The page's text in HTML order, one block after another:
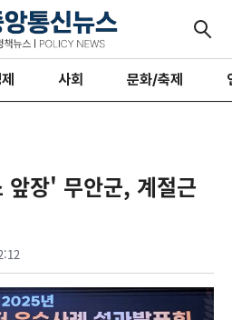
사회 문화/축제
앞장' 무안군, 계절근